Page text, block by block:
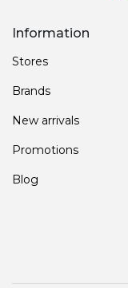
Information
Stores
Brands
New arrivals
Promotions
Blog